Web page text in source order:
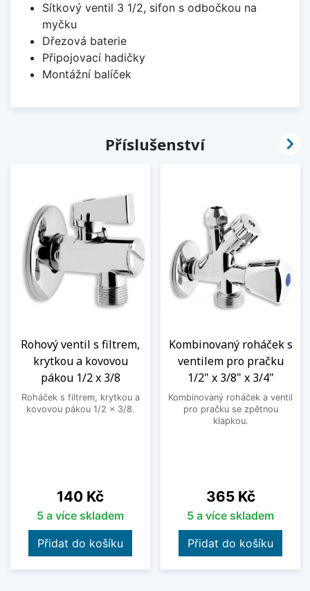
Sítkový ventil 3 1/2, sifon s odbočkou na
myčku
Dřezová baterie
Připojovací hadičky
Montážní balíček
Příslušenství
Rohový ventil s filtrem,
krytkou a kovovou
pákou 1/2 x 3/8
Roháček s filtrem, krytkou a
kovovou pákou 1/2 x 3/8.
Cena
140 Kč
5 a více skladem
Přidat do košíku
Kombinovaný roháček s
ventilem pro pračku
1/2" x 3/8" x 3/4"
Kombinovaný roháček a ventil
pro pračku se zpětnou
klapkou.
Cena
365 Kč
5 a více skladem
Přidat do košíku
